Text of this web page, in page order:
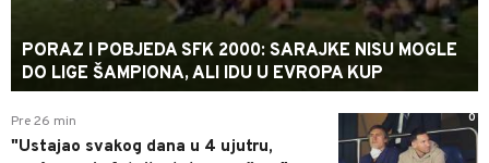
PORAZ I POBJEDA SFK 2000: SARAJKE NISU MOGLE
DO LIGE ŠAMPIONA, ALI IDU U EVROPA KUP
0
Pre 26 min
"Ustajao svakog dana u 4 ujutru,